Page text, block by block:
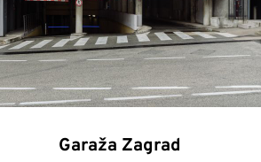
Garaža Zagrad